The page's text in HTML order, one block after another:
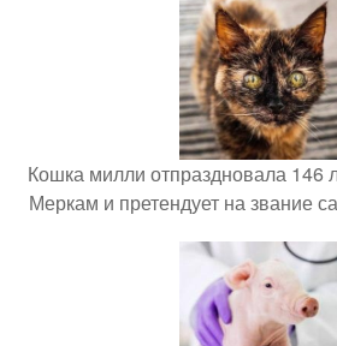
Кошка милли отпраздновала 146
Меркам и претендует на звание